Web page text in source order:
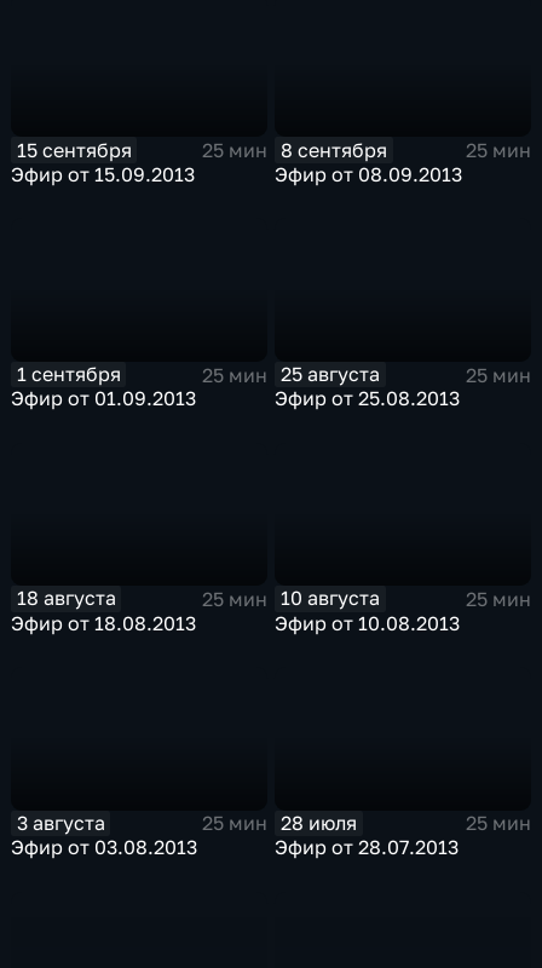
15 сентября
25 мин
Эфир от 15.09.2013
8 сентября
25 мин
Эфир от 08.09.2013
1 сентября
25 мин
Эфир от 01.09.2013
25 августа
25 мин
Эфир от 25.08.2013
18 августа
25 мин
Эфир от 18.08.2013
10 августа
25 мин
Эфир от 10.08.2013
3 августа
25 мин
Эфир от 03.08.2013
28 июля
25 мин
Эфир от 28.07.2013